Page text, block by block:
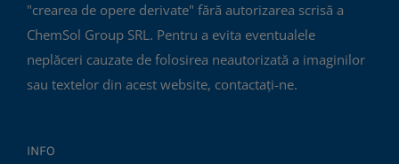
"crearea de opere derivate" fără autorizarea scrisă a
ChemSol Group SRL. Pentru a evita eventualele
neplăceri cauzate de folosirea neautorizată a imaginilor
sau textelor din acest website, contactați-ne.
INFO